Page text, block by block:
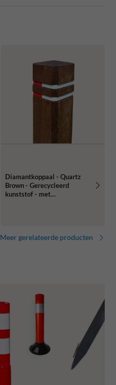
Diamantkoppaal - Quartz
Brown - Gerecycleerd
kunststof - met
Meer gerelateerde producten